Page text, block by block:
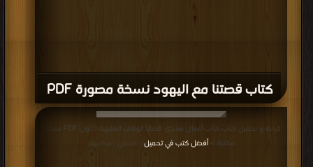
كتاب قصتنا مع اليهود نسخة مصورة PDF
قراءة و تحميل كتاب كتاب أعمال منتدى قضايا الوقف الفقهية الأول PDF مجانا |
مكتبة >أفضل كتب في تحميل | التحميل : مرة/مرات